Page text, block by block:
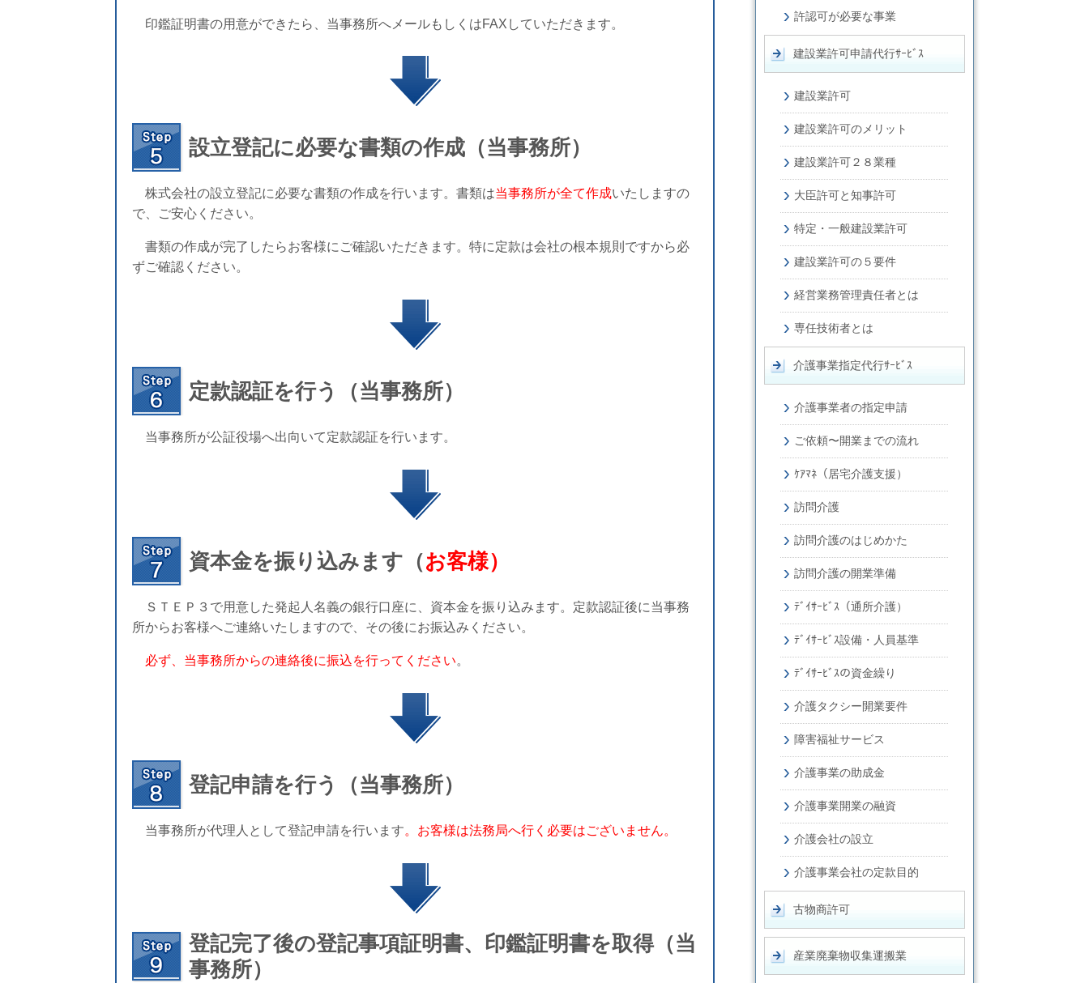
印鑑証明書の用意ができたら、当事務所へメールもしくはFAXしていただきます。
設立登記に必要な書類の作成（当事務所）
株式会社の設立登記に必要な書類の作成を行います。書類は当事務所が全て作成いたしますの
で、ご安心ください。
書類の作成が完了したらお客様にご確認いただきます。特に定款は会社の根本規則ですから必
ずご確認ください。
定款認証を行う（当事務所）
当事務所が公証役場へ出向いて定款認証を行います。
資本金を振り込みます（お客様）
ＳＴＥＰ３で用意した発起人名義の銀行口座に、資本金を振り込みます。定款認証後に当事務
所からお客様へご連絡いたしますので、その後にお振込みください。
必ず、当事務所からの連絡後に振込を行ってください。
登記申請を行う（当事務所）
当事務所が代理人として登記申請を行います。お客様は法務局へ行く必要はございません。
登記完了後の登記事項証明書、印鑑証明書を取得（当
事務所）
許認可が必要な事業
建設業許可申請代行ｻｰﾋﾞｽ
建設業許可
建設業許可のメリット
建設業許可２８業種
大臣許可と知事許可
特定・一般建設業許可
建設業許可の５要件
経営業務管理責任者とは
専任技術者とは
介護事業指定代行ｻｰﾋﾞｽ
介護事業者の指定申請
ご依頼〜開業までの流れ
ｹｱﾏﾈ（居宅介護支援）
訪問介護
訪問介護のはじめかた
訪問介護の開業準備
ﾃﾞｲｻｰﾋﾞｽ（通所介護）
ﾃﾞｲｻｰﾋﾞｽ設備・人員基準
ﾃﾞｲｻｰﾋﾞｽの資金繰り
介護タクシー開業要件
障害福祉サービス
介護事業の助成金
介護事業開業の融資
介護会社の設立
介護事業会社の定款目的
古物商許可
産業廃棄物収集運搬業